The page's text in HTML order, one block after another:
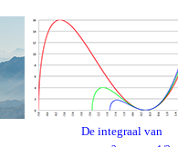
De integraal van